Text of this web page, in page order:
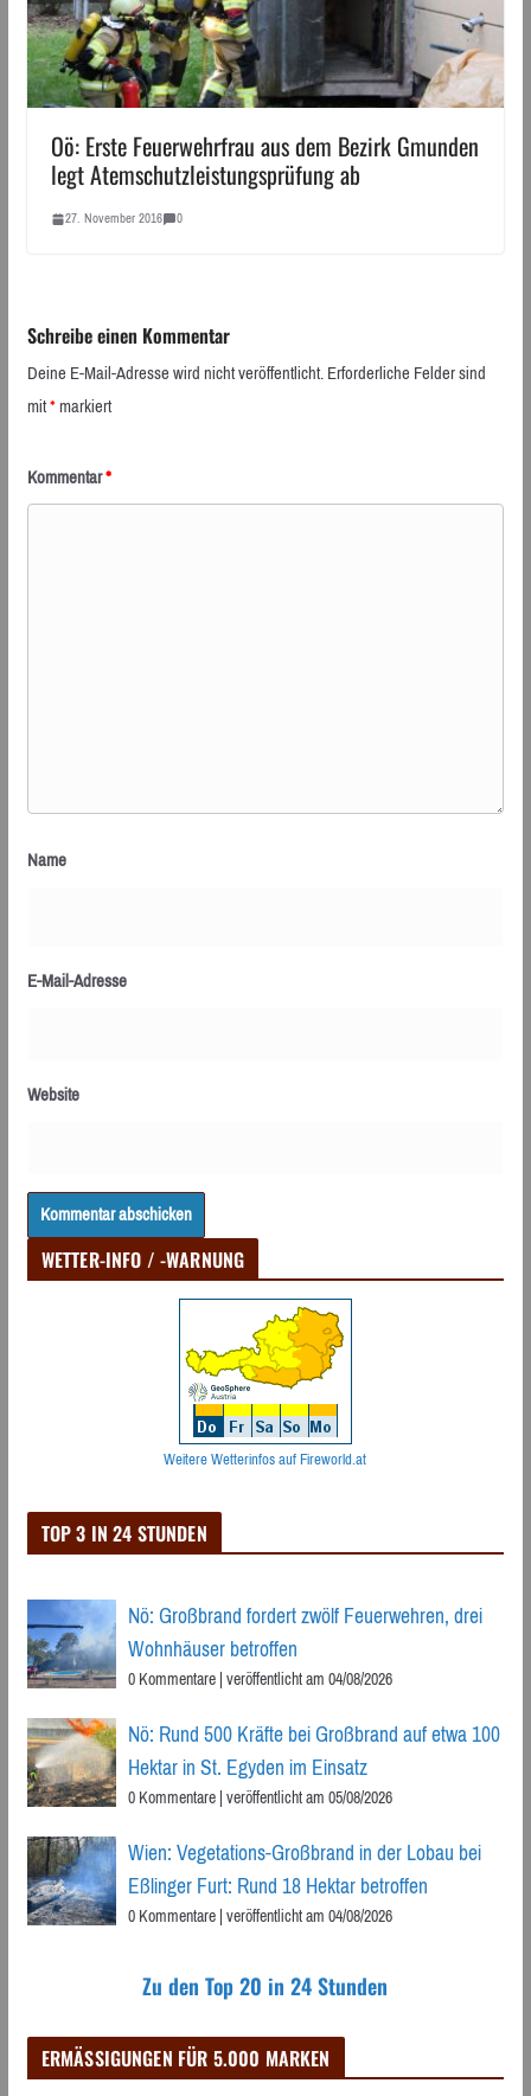
Oö: Erste Feuerwehrfrau aus dem Bezirk Gmunden
legt Atemschutzleistungsprüfung ab
27. November 2016 0
Schreibe einen Kommentar
Deine E-Mail-Adresse wird nicht veröffentlicht.Erforderliche Felder sind
mit*markiert
Kommentar*
Name
E-Mail-Adresse
Website
WETTER-INFO / -WARNUNG
Weitere Wetterinfos auf Fireworld.at
TOP 3 IN 24 STUNDEN
Nö: Großbrand fordert zwölf Feuerwehren, drei
Wohnhäuser betroffen
0 Kommentare|veröffentlicht am 04/08/2026
Nö: Rund 500 Kräfte bei Großbrand auf etwa 100
Hektar in St. Egyden im Einsatz
0 Kommentare|veröffentlicht am 05/08/2026
Wien: Vegetations-Großbrand in der Lobau bei
Eßlinger Furt: Rund 18 Hektar betroffen
0 Kommentare|veröffentlicht am 04/08/2026
Zu den Top 20 in 24 Stunden
ERMÄSSIGUNGEN FÜR 5.000 MARKEN